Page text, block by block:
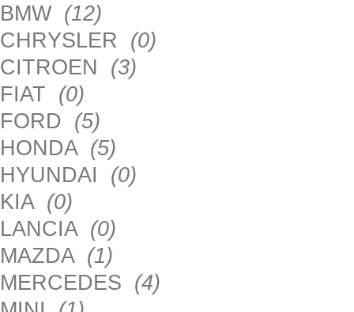
BMW (12)
CHRYSLER (0)
CITROEN (3)
FIAT (0)
FORD (5)
HONDA (5)
HYUNDAI (0)
KIA (0)
LANCIA (0)
MAZDA (1)
MERCEDES (4)